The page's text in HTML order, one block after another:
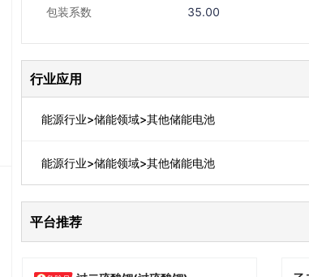
包装系数 35.00
行业应用
能源行业>储能领域>其他储能电池
能源行业>储能领域>其他储能电池
平台推荐